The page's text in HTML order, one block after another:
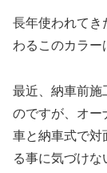
長年使われてき
わるこのカラー
最近、納車前施
のですが、オー
車と納車式で対
る事に気づけ